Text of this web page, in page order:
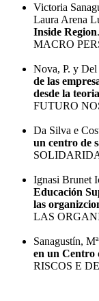
Victoria
Laura Arena
Inside Region
MACRO
Nova, P. y
de las
desde la
FUTURO
Da Silva e
un centro de
Ignasi Brunet
Educación
las
LAS
Sanagustín,
en un Centro
RISCOS E